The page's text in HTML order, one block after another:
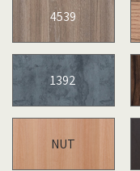
4539
1392
NUT